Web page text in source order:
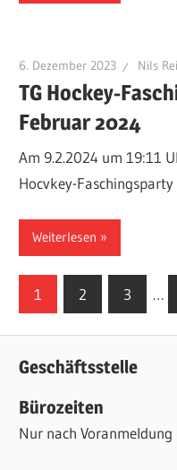
6. Dezember 2023 Nils
TG Hockey-
Februar 2024
Am 9.2.2024 um 19:11
Hocvkey-Faschingsparty
Weiterlesen
Beiträge
1 2 3 …
Geschäftsstelle
Bürozeiten
Nur nach Voranmeldung